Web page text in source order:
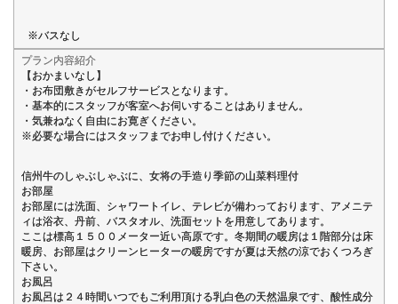
※バスなし
プラン内容紹介
【おかまいなし】
・お布団敷きがセルフサービスとなります。
・基本的にスタッフが客室へお伺いすることはありません。
・気兼ねなく自由にお寛ぎください。
※必要な場合にはスタッフまでお申し付けください。
信州牛のしゃぶしゃぶに、女将の手造り季節の山菜料理付
お部屋
お部屋には洗面、シャワートイレ、テレビが備わっております、アメニテ
ィは浴衣、丹前、バスタオル、洗面セットを用意してあります。
ここは標高１５００メーター近い高原です。冬期間の暖房は１階部分は床
暖房、お部屋はクリーンヒーターの暖房ですが夏は天然の涼でおくつろぎ
下さい。
お風呂
お風呂は２４時間いつでもご利用頂ける乳白色の天然温泉です、酸性成分